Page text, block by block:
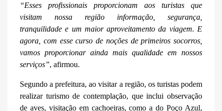
“Esses profissionais proporcionam aos turistas que
visitam nossa região informação, segurança,
tranquilidade e um maior aproveitamento da viagem. E
agora, com esse curso de noções de primeiros socorros,
vamos proporcionar ainda mais qualidade em nossos
serviços”, afirmou.
Segundo a prefeitura, ao visitar a região, os turistas podem
realizar turismo de contemplação, que inclui observação
de aves, visitação em cachoeiras, como a do Poço Azul,